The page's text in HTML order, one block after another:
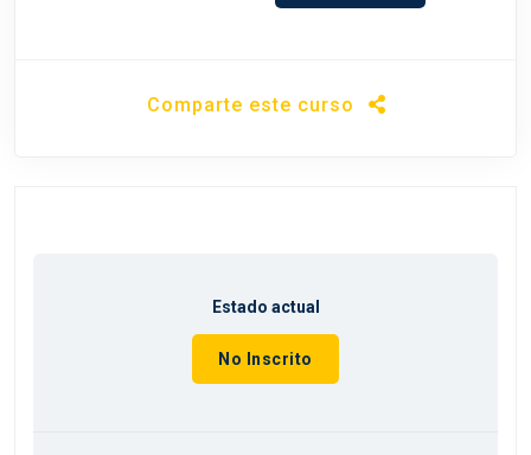
Estado actual
No Inscrito
Comparte este curso